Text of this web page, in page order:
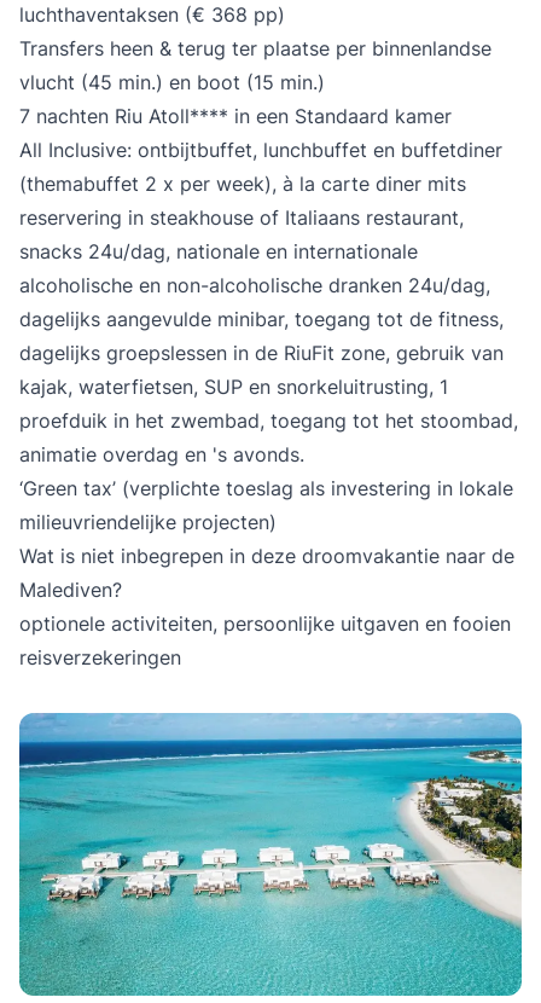
luchthaventaksen (€ 368 pp)
Transfers heen & terug ter plaatse per binnenlandse
vlucht (45 min.) en boot (15 min.)
7 nachten Riu Atoll**** in een Standaard kamer
All Inclusive: ontbijtbuffet, lunchbuffet en buffetdiner
(themabuffet 2 x per week), à la carte diner mits
reservering in steakhouse of Italiaans restaurant,
snacks 24u/dag, nationale en internationale
alcoholische en non-alcoholische dranken 24u/dag,
dagelijks aangevulde minibar, toegang tot de fitness,
dagelijks groepslessen in de RiuFit zone, gebruik van
kajak, waterfietsen, SUP en snorkeluitrusting, 1
proefduik in het zwembad, toegang tot het stoombad,
animatie overdag en 's avonds.
‘Green tax’ (verplichte toeslag als investering in lokale
milieuvriendelijke projecten)
Wat is niet inbegrepen in deze droomvakantie naar de
Malediven?
optionele activiteiten, persoonlijke uitgaven en fooien
reisverzekeringen